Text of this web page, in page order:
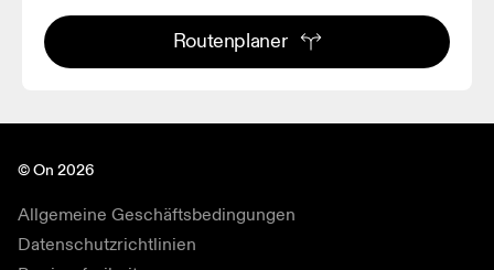
Routenplaner
© On 2026
Allgemeine Geschäftsbedingungen
Datenschutzrichtlinien